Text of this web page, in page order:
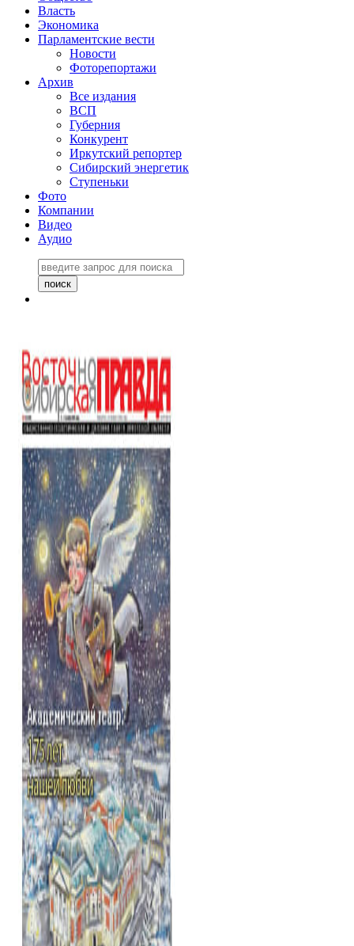
Власть
Экономика
Парламентские вести
Новости
Фоторепортажи
Архив
Все издания
ВСП
Губерния
Конкурент
Иркутский репортер
Сибирский энергетик
Ступеньки
Фото
Компании
Видео
Аудио